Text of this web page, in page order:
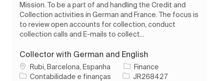
Mission. To be a part of and handling the Credit and
Collection activities in German and France. The focus is
to review open accounts for collection, conduct
collection calls and E-mails to collect...
Collector with German and English
Localização
Rubi, Barcelona, Espanha
Finance
Categoria
Contabilidade e finanças ID do trabalho
JR268427